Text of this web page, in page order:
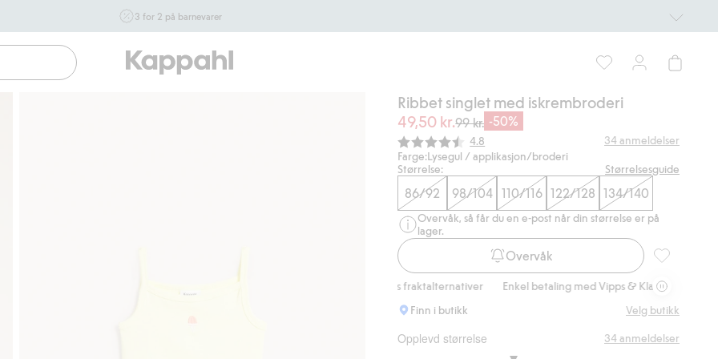
3 for 2 på barnevarer
inngår i tilbudet tom. 17/8 i butikk & online for deg som er
eller blir medlem. Kan ikke kombineres med andre tilbud
eller rabatter.
Ribbet singlet med iskrembroderi
49,50 kr.99 kr. -50%
Gjennomsnittskarakter:
4.8 34anmeldelser
Farge:Lysegul / applikasjon/broderi
Størrelse:
Størrelsesguide
86/92 98/104 110/116 122/128 134/140
Overvåk, så får du en e-post når din størrelse er på
lager.
Overvåk
Enkel betaling med Vipps & Klarna Gratis fraktalternativer Enkel betaling med Vipps & Klarna
Gratis
Finn i butikk
Velg butikk
Opplevd størrelse 34anmeldelser